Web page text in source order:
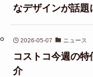
なデザインが話題
2026-05-07 ニュース
コストコ今週の
介